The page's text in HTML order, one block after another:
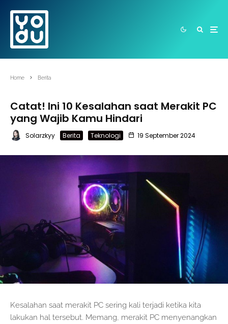
Home Berita
Catat! Ini 10 Kesalahan saat Merakit PC
yang Wajib Kamu Hindari
Solarzkyy Berita Teknologi 19 September 2024
Kesalahan saat merakit PC sering kali terjadi ketika kita
lakukan hal tersebut. Memang, merakit PC menyenangkan